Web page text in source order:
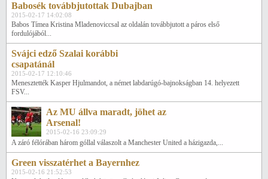
Babosék továbbjutottak Dubajban
2015-02-17 14:02:08
Babos Tímea Kristina Mladenoviccsal az oldalán továbbjutott a páros első
fordulójából...
Svájci edző Szalai korábbi
csapatánál
2015-02-17 12:10:46
Menesztették Kasper Hjulmandot, a német labdarúgó-bajnokságban 14. helyezett
FSV...
Az MU állva maradt, jöhet az
Arsenal!
2015-02-16 23:09:29
A záró félórában három góllal válaszolt a Manchester United a házigazda,...
Green visszatérhet a Bayernhez
2015-02-16 21:52:53